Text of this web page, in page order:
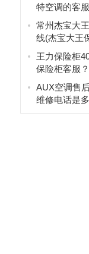
特空调的客
常州杰宝大
线(杰宝大王
王力保险柜
保险柜客服
AUX空调售
维修电话是